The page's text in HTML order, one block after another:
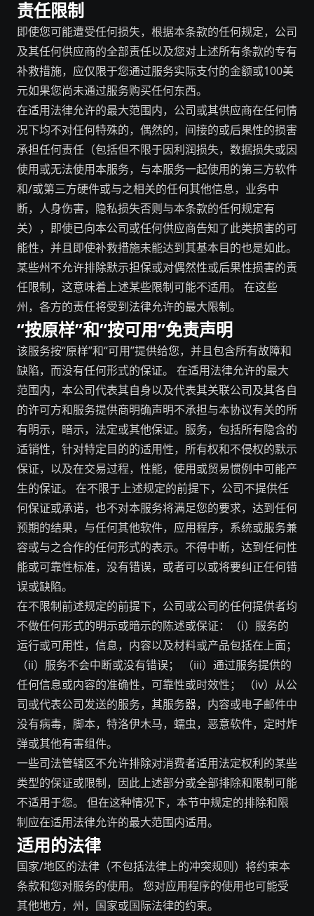
责任限制
即使您可能遭受任何损失，根据本条款的任何规定，公司
及其任何供应商的全部责任以及您对上述所有条款的专有
补救措施，应仅限于您通过服务实际支付的金额或100美
元如果您尚未通过服务购买任何东西。
在适用法律允许的最大范围内，公司或其供应商在任何情
况下均不对任何特殊的，偶然的，间接的或后果性的损害
承担任何责任（包括但不限于因利润损失，数据损失或因
使用或无法使用本服务，与本服务一起使用的第三方软件
和/或第三方硬件或与之相关的任何其他信息，业务中
断，人身伤害，隐私损失否则与本条款的任何规定有
关），即使已向本公司或任何供应商告知了此类损害的可
能性，并且即使补救措施未能达到其基本目的也是如此。
某些州不允许排除默示担保或对偶然性或后果性损害的责
任限制，这意味着上述某些限制可能不适用。 在这些
州，各方的责任将受到法律允许的最大限制。
“按原样”和“按可用”免责声明
该服务按“原样”和“可用”提供给您，并且包含所有故障和
缺陷，而没有任何形式的保证。 在适用法律允许的最大
范围内，本公司代表其自身以及代表其关联公司及其各自
的许可方和服务提供商明确声明不承担与本协议有关的所
有明示，暗示，法定或其他保证。服务，包括所有隐含的
适销性，针对特定目的的适用性，所有权和不侵权的默示
保证，以及在交易过程，性能，使用或贸易惯例中可能产
生的保证。 在不限于上述规定的前提下，公司不提供任
何保证或承诺，也不对本服务将满足您的要求，达到任何
预期的结果，与任何其他软件，应用程序，系统或服务兼
容或与之合作的任何形式的表示。不得中断，达到任何性
能或可靠性标准，没有错误，或者可以或将要纠正任何错
误或缺陷。
在不限制前述规定的前提下，公司或公司的任何提供者均
不做任何形式的明示或暗示的陈述或保证：（i）服务的
运行或可用性，信息，内容以及材料或产品包括在上面；
（ii）服务不会中断或没有错误； （iii）通过服务提供的
任何信息或内容的准确性，可靠性或时效性； （iv）从公
司或代表公司发送的服务，其服务器，内容或电子邮件中
没有病毒，脚本，特洛伊木马，蠕虫，恶意软件，定时炸
弹或其他有害组件。
一些司法管辖区不允许排除对消费者适用法定权利的某些
类型的保证或限制，因此上述部分或全部排除和限制可能
不适用于您。 但在这种情况下，本节中规定的排除和限
制应在适用法律允许的最大范围内适用。
适用的法律
国家/地区的法律（不包括法律上的冲突规则）将约束本
条款和您对服务的使用。 您对应用程序的使用也可能受
其他地方，州，国家或国际法律的约束。